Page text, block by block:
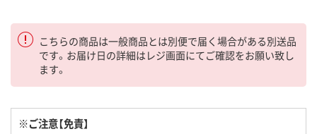
こちらの商品は一般商品とは別便で届く場合がある別送品
です。お届け日の詳細はレジ画面にてご確認をお願い致し
ます。
※ご注意【免責】